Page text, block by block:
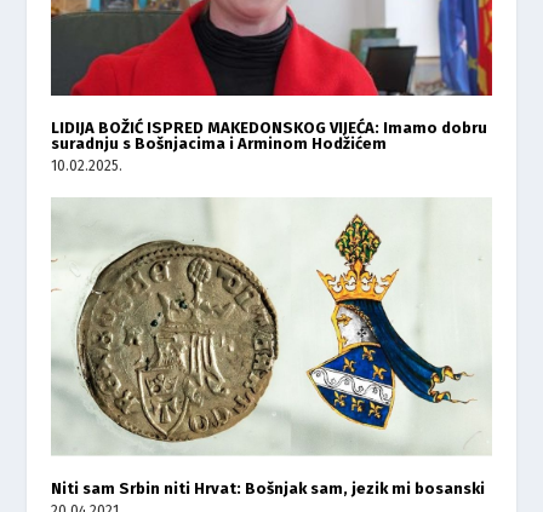
LIDIJA BOŽIĆ ISPRED MAKEDONSKOG VIJEĆA: Imamo dobru
suradnju s Bošnjacima i Arminom Hodžićem
10.02.2025.
Niti sam Srbin niti Hrvat: Bošnjak sam, jezik mi bosanski